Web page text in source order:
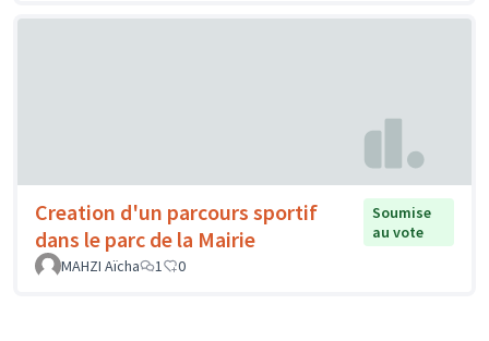
Creation d'un parcours sportif
dans le parc de la Mairie
Soumise
au vote
MAHZI Aïcha
1 0